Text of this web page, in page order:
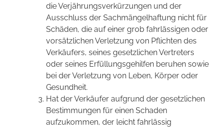
die Verjährungsverkürzungen und der
Ausschluss der Sachmängelhaftung nicht für
Schäden, die auf einer grob fahrlässigen oder
vorsätzlichen Verletzung von Pflichten des
Verkäufers, seines gesetzlichen Vertreters
oder seines Erfüllungsgehilfen beruhen sowie
bei der Verletzung von Leben, Körper oder
Gesundheit.
Hat der Verkäufer aufgrund der gesetzlichen
Bestimmungen für einen Schaden
aufzukommen, der leicht fahrlässig